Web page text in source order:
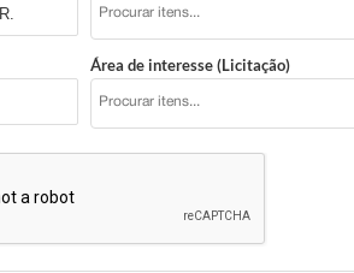
Área de interesse (Licitação)